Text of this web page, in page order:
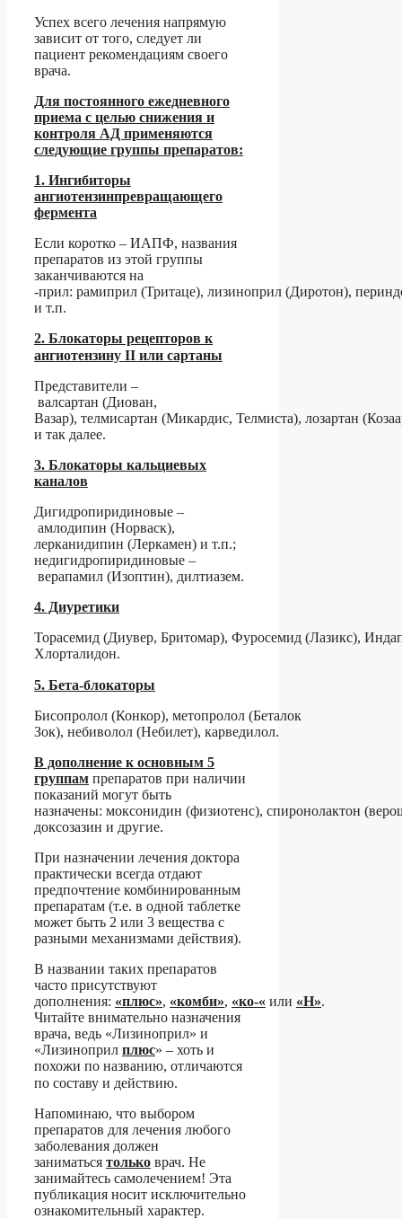
Успех всего лечения напрямую
зависит от того, следует ли
пациент рекомендациям своего
врача.
Для постоянного ежедневного
приема с целью снижения и
контроля АД применяются
следующие группы препаратов:
1. Ингибиторы
ангиотензинпревращающего
фермента
Если коротко – ИАПФ, названия
препаратов из этой группы
заканчиваются на
-прил: рамиприл (Тритаце), лизиноприл (Диротон),
и т.п.
2. Блокаторы рецепторов к
ангиотензину II или сартаны
Представители –
валсартан (Диован,
Вазар), телмисартан (Микардис, Телмиста), лозартан
и так далее.
3. Блокаторы кальциевых
каналов
Дигидропиридиновые –
амлодипин (Норваск),
лерканидипин (Леркамен) и т.п.;
недигидропиридиновые –
верапамил (Изоптин), дилтиазем.
4. Диуретики
Торасемид (Диувер, Бритомар), Фуросемид (Лазикс),
Хлорталидон.
5. Бета-блокаторы
Бисопролол (Конкор), метопролол (Беталок
Зок), небиволол (Небилет), карведилол.
В дополнение к основным 5
группам препаратов при наличии
показаний могут быть
назначены: моксонидин (физиотенс), спиронолактон
доксозазин и другие.
При назначении лечения доктора
практически всегда отдают
предпочтение комбинированным
препаратам (т.е. в одной таблетке
может быть 2 или 3 вещества с
разными механизмами действия).
В названии таких препаратов
часто присутствуют
дополнения: «плюс», «комби», «ко-« или «Н».
Читайте внимательно назначения
врача, ведь «Лизиноприл» и
«Лизиноприл плюс» – хоть и
похожи по названию, отличаются
по составу и действию.⠀
Напоминаю, что выбором
препаратов для лечения любого
заболевания должен
заниматься только врач. Не
занимайтесь самолечением! Эта
публикация носит исключительно
ознакомительный характер.